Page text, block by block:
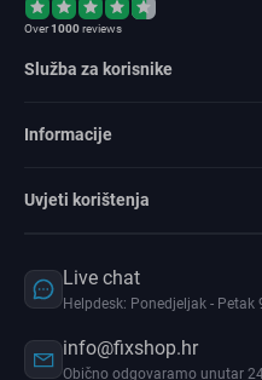
Over1000reviews
Služba za korisnike
Informacije
Uvjeti korištenja
Live chat
Helpdesk: Ponedjeljak - Petak
info@fixshop.hr
Obično odgovaramo unutar